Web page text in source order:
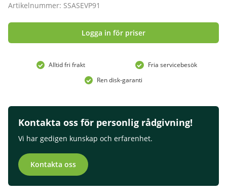
Artikelnummer: SSASEVP91
Logga in för priser
Alltid fri frakt
Fria servicebesök
Ren disk-garanti
Kontakta oss för personlig rådgivning!
Vi har gedigen kunskap och erfarenhet.
Kontakta oss